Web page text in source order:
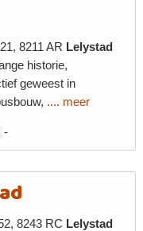
8211 AR Lelystad
historie,
geweest in
.... meer
-
8243 RC Lelystad